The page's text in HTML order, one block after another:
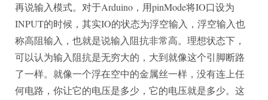
再说输入模式。对于Arduino，用pinMode将IO口设为
INPUT的时候，其实IO的状态为浮空输入，浮空输入也
称高阻输入，也就是说输入阻抗非常高。理想状态下，
可以认为输入阻抗是无穷大的，大到就像这个引脚断路
了一样。就像一个浮在空中的金属丝一样，没有连上任
何电路，你让它的电压是多少，它的电压就是多少。这